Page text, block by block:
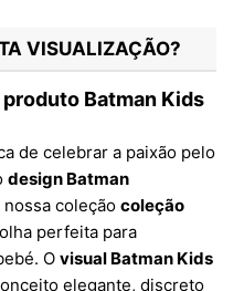
VISUALIZAÇÃO?
Batman Kids
de celebrar a paixão pelo
design Batman
coleção coleção
perfeita para
O visual Batman Kids
elegante, discreto